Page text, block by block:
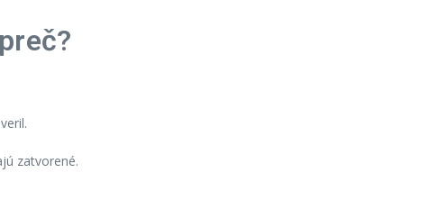
zatvorené.